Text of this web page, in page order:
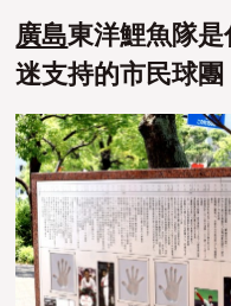
廣島東洋鯉魚隊
迷支持的市民球團